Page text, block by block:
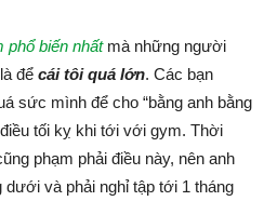
phổ biến nhấtmà những người
để cái tôi quá lớn. Các bạn
sức mình để cho “bằng anh bằng
tối kỵ khi tới với gym. Thời
phạm phải điều này, nên anh
và phải nghỉ tập tới 1 tháng